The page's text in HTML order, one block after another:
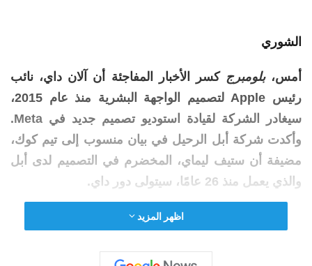
الشوري
أمس،بلومبرج كسر الأخبار المفاجئة أن آلان داي، نائب
رئيس Apple
لتصميم الواجهة البشرية منذ عام 2015،
سيغادر الشركة لقيادة استوديو تصميم جديد في Meta.
وأكدت شركة أبل الرحيل في بيان منسوب إلى تيم كوك،
مضيفة أن ستيف ليماي، المخضرم في التصميم لدى أبل
والذي يعمل منذ 26 عامًا، سيتولى دور داي.
في مشاركة جديدة علىكرة نارية جريئة
اظهر المزيد